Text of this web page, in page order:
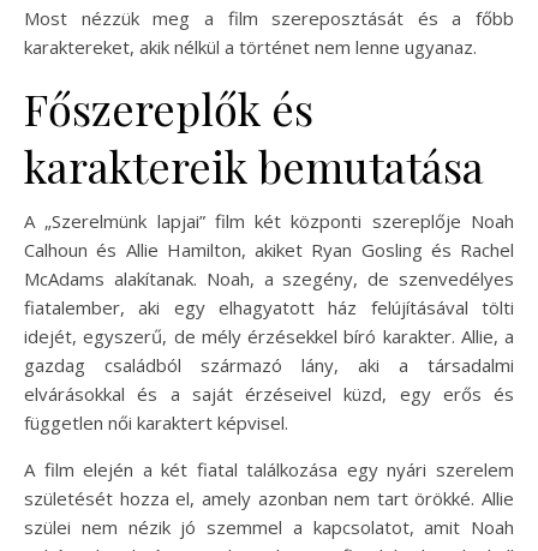
Most nézzük meg a film szereposztását és a főbb
karaktereket, akik nélkül a történet nem lenne ugyanaz.
Főszereplők és
karaktereik bemutatása
A „Szerelmünk lapjai” film két központi szereplője Noah
Calhoun és Allie Hamilton, akiket Ryan Gosling és Rachel
McAdams alakítanak. Noah, a szegény, de szenvedélyes
fiatalember, aki egy elhagyatott ház felújításával tölti
idejét, egyszerű, de mély érzésekkel bíró karakter. Allie, a
gazdag családból származó lány, aki a társadalmi
elvárásokkal és a saját érzéseivel küzd, egy erős és
független női karaktert képvisel.
A film elején a két fiatal találkozása egy nyári szerelem
születését hozza el, amely azonban nem tart örökké. Allie
szülei nem nézik jó szemmel a kapcsolatot, amit Noah